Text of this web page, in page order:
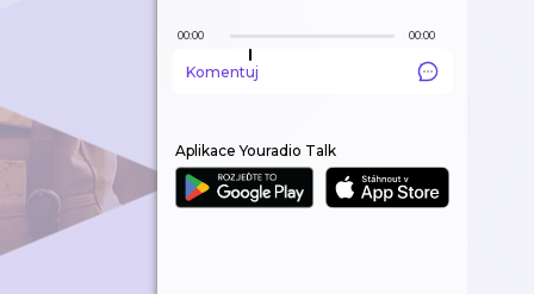
00:00 00:00
Komentuj
Aplikace Youradio Talk